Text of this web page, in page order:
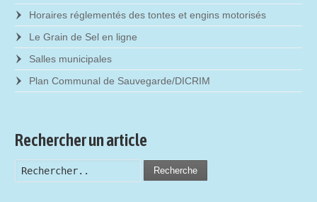
Horaires réglementés des tontes et engins motorisés
Le Grain de Sel en ligne
Salles municipales
Plan Communal de Sauvegarde/DICRIM
Rechercher un article
Recherche